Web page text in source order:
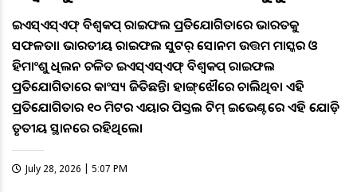
ଆଇଏସ୍‌ଏସ୍‌ଏଫ୍‌ ବିଶ୍ବକପ୍‌ ରାଇଫଲ ପ୍ରତିଯୋଗିତାରେ ଭାରତକୁ
ସଫଳତା। ଭାରତୀୟ ରାଇଫଲ ସୁଟର୍‌ ସୋନମ ଉତ୍ତମ ମାସ୍କର ଓ
ହିମାଂଶୁ ଧିଲନ ଚଳିତ ଆଇଏସ୍‌ଏସ୍‌ଏଫ୍‌ ବିଶ୍ବକପ୍‌ ରାଇଫଲ
ପ୍ରତିଯୋଗିତାରେ କାଂସ୍ୟ ଜିତିଛନ୍ତି। ହାଙ୍ଗ୍‌ଝୌରେ ଚାଲିଥିବା ଏହି
ପ୍ରତିଯୋଗିତାର ୧୦ ମିଟର ଏୟାର ପିସ୍ତଲ ଟିମ୍‌ ଇଭେଣ୍ଟରେ ଏହି ଯୋଡ଼ି
ତୃତୀୟ ସ୍ଥାନରେ ରହିଥିଲେ।
July 28, 2026 | 5:07 PM